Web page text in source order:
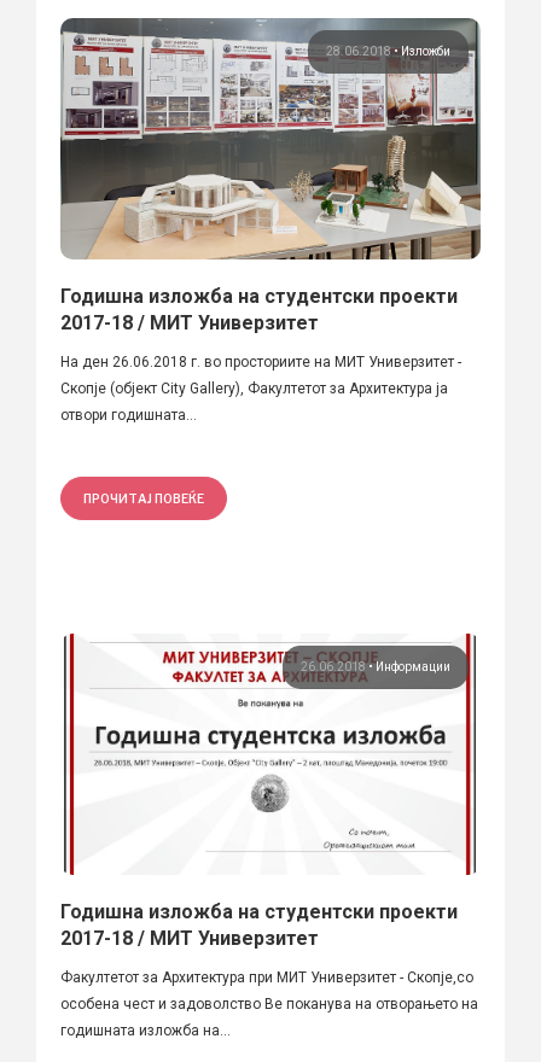
28.06.2018•Изложби
Годишна изложба на студентски проекти
2017-18 / МИТ Универзитет
На ден 26.06.2018 г. во просториите на МИТ Универзитет -
Скопје (објект City Gallery), Факултетот за Архитектура ја
отвори годишната...
ПРОЧИТАЈ ПОВЕЌЕ
26.06.2018•Информации
Годишна изложба на студентски проекти
2017-18 / МИТ Универзитет
Факултетот за Архитектура при МИТ Универзитет - Скопје,со
особена чест и задоволство Ве поканува на отворањето на
годишната изложба на...